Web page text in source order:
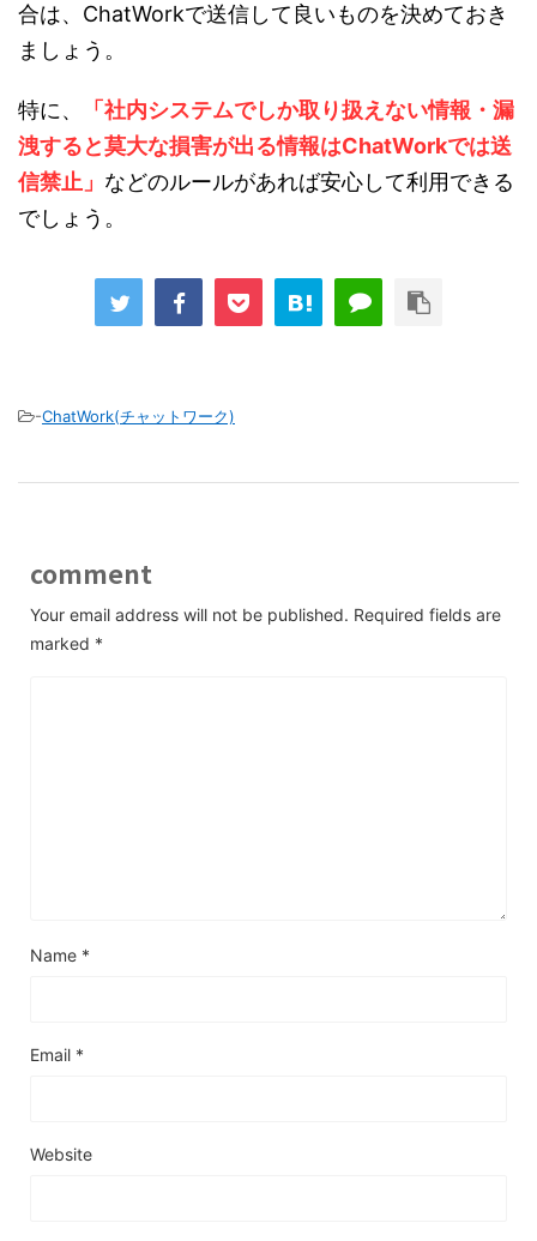
合は、ChatWorkで送信して良いものを決めておき
ましょう。
特に、
「社内システムでしか取り扱えない情報・漏
洩すると莫大な損害が出る情報はChatWorkでは送
信禁止」 などのルールがあれば安心して利用できる
でしょう。
-ChatWork(チャットワーク)
comment
Your email address will not be published. Required fields are
marked *
Name *
Email *
Website